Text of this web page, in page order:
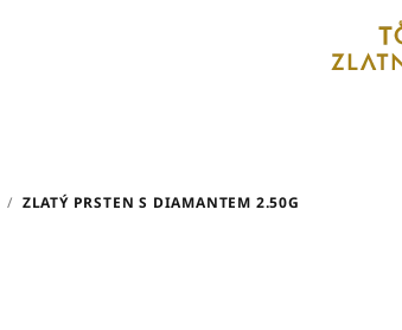
/ ZLATÝ PRSTEN S DIAMANTEM 2.50G